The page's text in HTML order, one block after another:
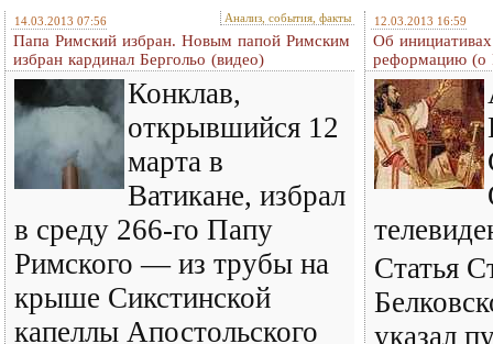
14.03.2013 07:56 Анализ, события, факты
Папа Римский избран. Новым папой Римским
избран кардинал Бергольо (видео)
Конклав,
открывшийся 12
марта в
Ватикане, избрал
в среду 266-го Папу
Римского — из трубы на
крыше Сикстинской
капеллы Апостольского
12.03.2013 16:59
Об
реформацию (о
Статья
указал